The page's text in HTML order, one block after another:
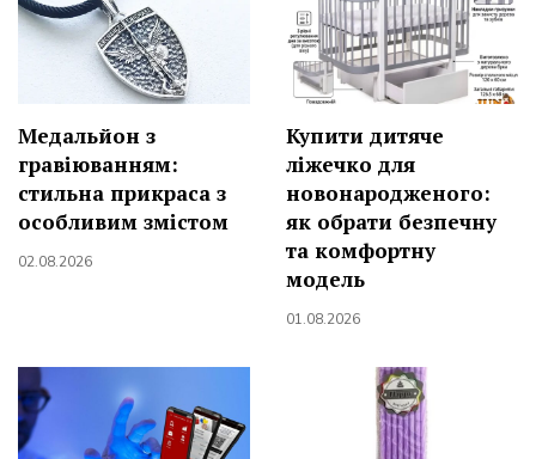
Медальйон з
гравіюванням:
стильна прикраса з
особливим змістом
02.08.2026
Купити дитяче
ліжечко для
новонародженого:
як обрати безпечну
та комфортну
модель
01.08.2026